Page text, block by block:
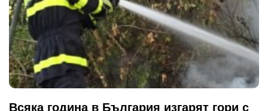
Всяка година в България изгарят гори с